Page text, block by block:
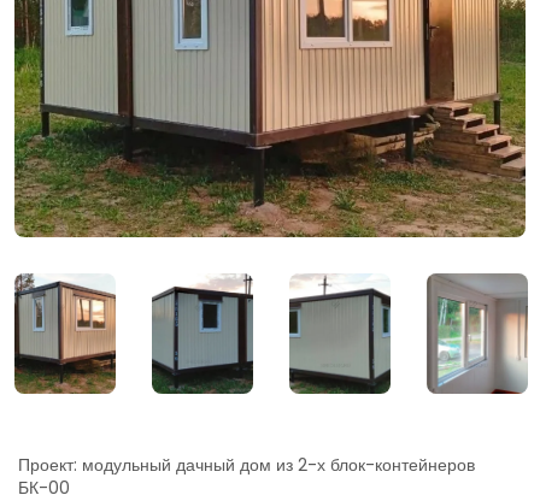
Проект: модульный дачный дом из 2-х блок-контейнеров
БК-00